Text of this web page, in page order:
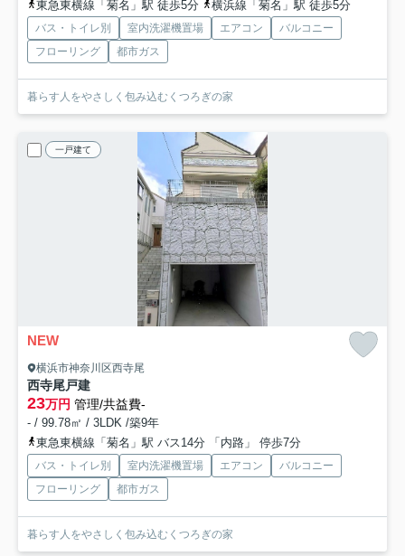
東急東横線「菊名」駅 徒歩5分
横浜線「菊名」駅 徒歩5分
バス・トイレ別 室内洗濯機置場 エアコン
バルコニー
フローリング
都市ガス
暮らす人をやさしく包み込むくつろぎの家
一戸建て
NEW
横浜市神奈川区西寺尾
西寺尾戸建
23万円 管理/共益費-
- / 99.78㎡ / 3LDK /築9年
東急東横線「菊名」駅 バス14分 「内路」 停歩7分
バス・トイレ別 室内洗濯機置場 エアコン
バルコニー
フローリング
都市ガス
暮らす人をやさしく包み込むくつろぎの家